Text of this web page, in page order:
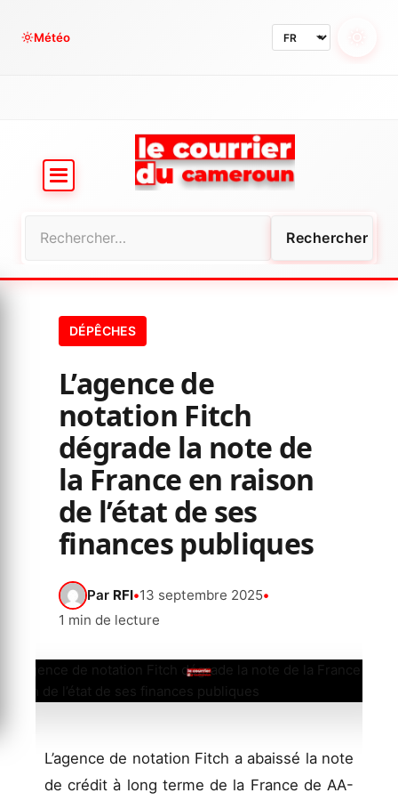
Météo
DÉPÊCHES
L’agence de
notation Fitch
dégrade la note de
la France en raison
de l’état de ses
finances publiques
Par RFI•13 septembre 2025•
1 min de lecture
L’agence de notation Fitch a abaissé la note
de crédit à long terme de la France de AA-